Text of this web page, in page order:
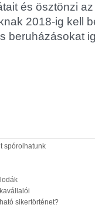
és ösztönzi
2018-ig kell
beruházásokat
spórolhatunk
sikertörténet?